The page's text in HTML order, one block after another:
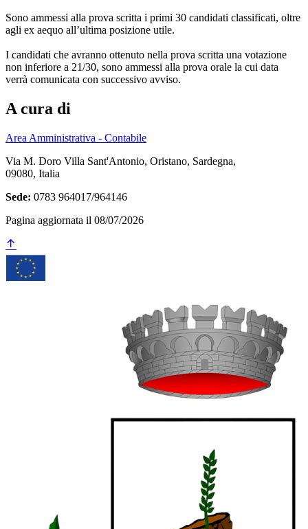
Sono ammessi alla prova scritta i primi 30 candidati classificati, oltre
agli ex aequo all’ultima posizione utile.
I candidati che avranno ottenuto nella prova scritta una votazione
non inferiore a 21/30, sono ammessi alla prova orale la cui data
verrà comunicata con successivo avviso.
A cura di
Area Amministrativa - Contabile
Via M. Doro Villa Sant'Antonio, Oristano, Sardegna,
09080, Italia
Sede: 0783 964017/964146
Pagina aggiornata il 08/07/2026